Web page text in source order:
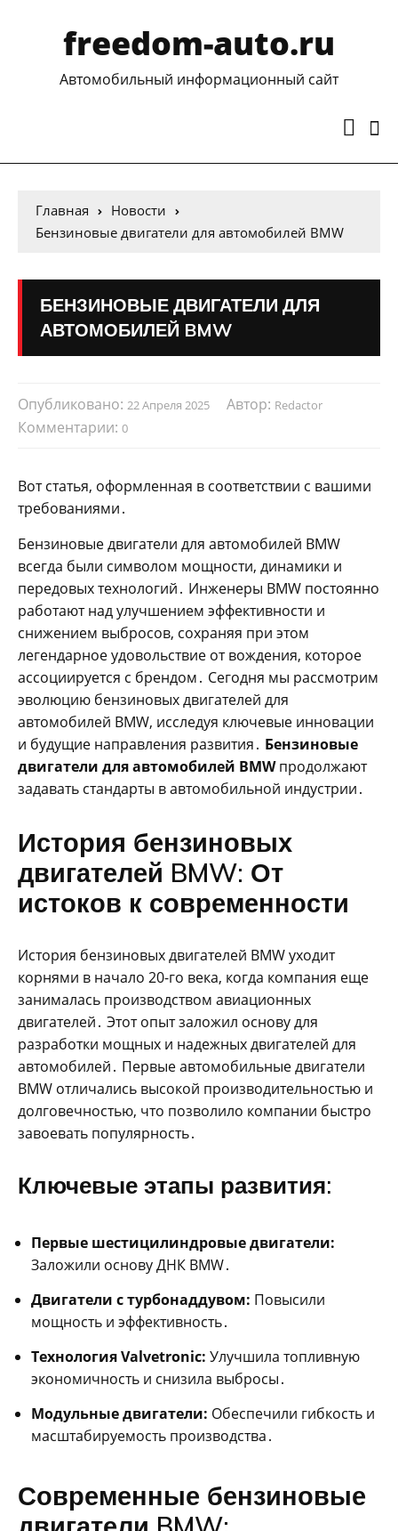
freedom-auto.ru
Автомобильный информационный сайт
Главная
Новости
Бензиновые двигатели для автомобилей BMW
БЕНЗИНОВЫЕ ДВИГАТЕЛИ ДЛЯ
АВТОМОБИЛЕЙ BMW
Опубликовано: 22 Апреля 2025 Автор: Redactor
Комментарии: 0
Вот статья, оформленная в соответствии с вашими
требованиями․
Бензиновые двигатели для автомобилей BMW
всегда были символом мощности, динамики и
передовых технологий․ Инженеры BMW постоянно
работают над улучшением эффективности и
снижением выбросов, сохраняя при этом
легендарное удовольствие от вождения, которое
ассоциируется с брендом․ Сегодня мы рассмотрим
эволюцию бензиновых двигателей для
автомобилей BMW, исследуя ключевые инновации
и будущие направления развития․ Бензиновые
двигатели для автомобилей BMWпродолжают
задавать стандарты в автомобильной индустрии․
История бензиновых
двигателей BMW: От
истоков к современности
История бензиновых двигателей BMW уходит
корнями в начало 20-го века, когда компания еще
занималась производством авиационных
двигателей․ Этот опыт заложил основу для
разработки мощных и надежных двигателей для
автомобилей․ Первые автомобильные двигатели
BMW отличались высокой производительностью и
долговечностью, что позволило компании быстро
завоевать популярность․
Ключевые этапы развития:
Первые шестицилиндровые двигатели:
Заложили основу ДНК BMW․
Двигатели с турбонаддувом: Повысили
мощность и эффективность․
Технология Valvetronic: Улучшила топливную
экономичность и снизила выбросы․
Модульные двигатели: Обеспечили гибкость и
масштабируемость производства․
Современные бензиновые